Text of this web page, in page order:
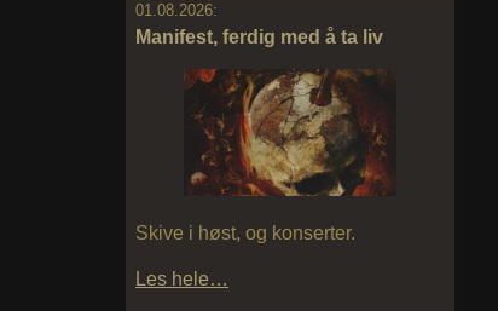
01.08.2026:
Manifest, ferdig med å ta liv
Skive i høst, og konserter.
Les hele…